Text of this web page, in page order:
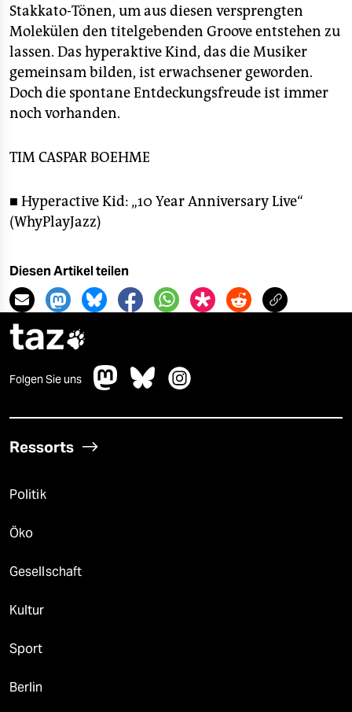
Stakkato-Tönen, um aus diesen versprengten
Molekülen den titelgebenden Groove entstehen zu
lassen. Das hyperaktive Kind, das die Musiker
gemeinsam bilden, ist erwachsener geworden.
Doch die spontane Entdeckungsfreude ist immer
noch vorhanden.
TIM CASPAR BOEHME
■ Hyperactive Kid: „10 Year Anniversary Live“
(WhyPlayJazz)
Diesen Artikel teilen
taz
Folgen Sie uns
Ressorts
Politik
Öko
Gesellschaft
Kultur
Sport
Berlin